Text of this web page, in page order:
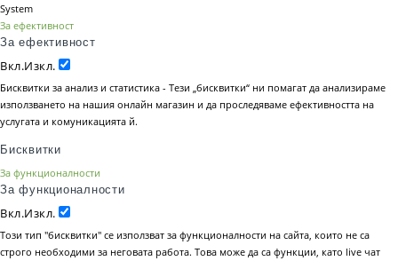
System
За ефективност
За ефективност
Вкл.Изкл.
Бисквитки за анализ и статистика - Тези „бисквитки“ ни помагат да анализираме
използването на нашия онлайн магазин и да проследяваме ефективността на
услугата и комуникацията й.
Бисквитки
За функционалности
За функционалности
Вкл.Изкл.
Този тип "бисквитки" се използват за функционалности на сайта, които не са
строго необходими за неговата работа. Това може да са функции, като live чат